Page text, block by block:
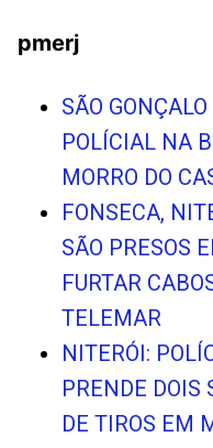
pmerj
SÃO
POLÍCIAL NA
MORRO DO
FONSECA,
SÃO PRESOS
FURTAR
TELEMAR
NITERÓI:
PRENDE DOIS
DE TIROS EM